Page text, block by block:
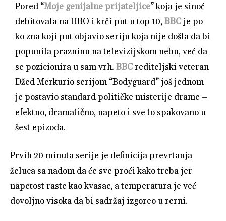
Pored “Moje genijalne prijateljice” koja je sinoć
debitovala na HBO i krči put u top 10,BBCje po
ko zna koji put objavio seriju koja nije došla da bi
popunila prazninu na televizijskom nebu, već da
se pozicionira u sam vrh. BBCrediteljski veteran
Džed Merkurio serijom “Bodyguard” još jednom
je postavio standard političke misterije drame –
efektno, dramatično, napeto i sve to spakovano u
šest epizoda.
Prvih 20 minuta serije je definicija prevrtanja
želuca sa nadom da će sve proći kako treba jer
napetost raste kao kvasac, a temperatura je već
dovoljno visoka da bi sadržaj izgoreo u rerni.